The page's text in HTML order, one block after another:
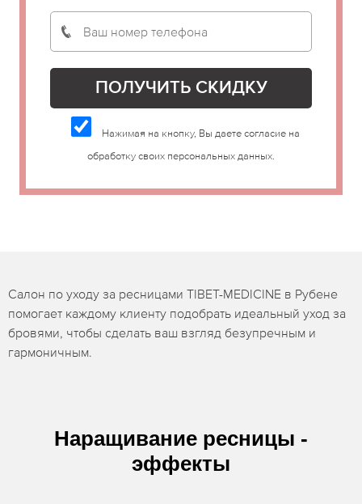
Нажимая на кнопку, Вы даете согласие на
обработку своих персональных данных.
Салон по уходу за ресницами TIBET-MEDICINE в Рубене
помогает каждому клиенту подобрать идеальный уход за
бровями, чтобы сделать ваш взгляд безупречным и
гармоничным.
Наращивание ресницы -
эффекты